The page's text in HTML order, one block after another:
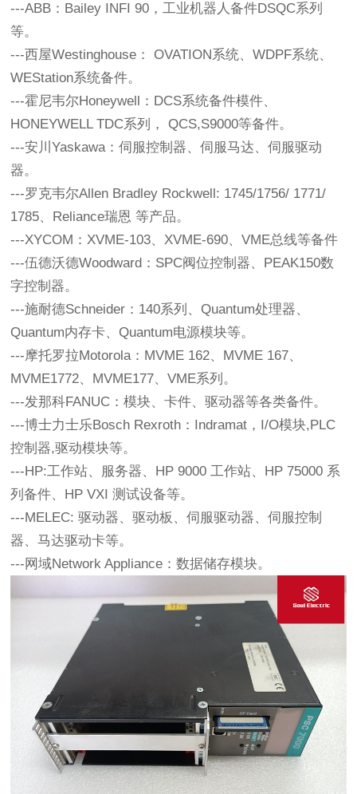
---ABB：Bailey INFI 90，工业机器人备件DSQC系列
等。
---西屋Westinghouse： OVATION系统、WDPF系统、
WEStation系统备件。
---霍尼韦尔Honeywell：DCS系统备件模件、
HONEYWELL TDC系列， QCS,S9000等备件。
---安川Yaskawa：伺服控制器、伺服马达、伺服驱动
器。
---罗克韦尔Allen Bradley Rockwell: 1745/1756/ 1771/
1785、Reliance瑞恩 等产品。
---XYCOM：XVME-103、XVME-690、VME总线等备件
---伍德沃德Woodward：SPC阀位控制器、PEAK150数
字控制器。
---施耐德Schneider：140系列、Quantum处理器、
Quantum内存卡、Quantum电源模块等。
---摩托罗拉Motorola：MVME 162、MVME 167、
MVME1772、MVME177、VME系列。
---发那科FANUC：模块、卡件、驱动器等各类备件。
---博士力士乐Bosch Rexroth：Indramat，I/O模块,PLC
控制器,驱动模块等。
---HP:工作站、服务器、HP 9000 工作站、HP 75000 系
列备件、HP VXI 测试设备等。
---MELEC: 驱动器、驱动板、伺服驱动器、伺服控制
器、马达驱动卡等。
---网域Network Appliance：数据储存模块。